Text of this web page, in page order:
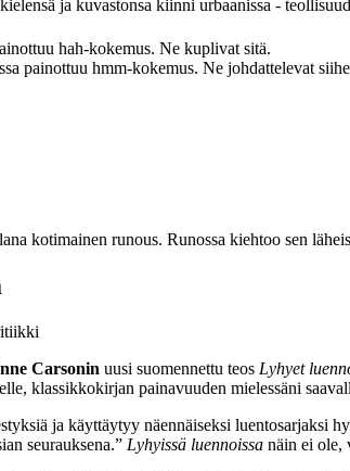
ja kuvastonsa kiinni urbaanissa -
hah-kokemus. Ne kuplivat sitä.
painottuu hmm-kokemus. Ne johdattelevat
kotimainen runous. Runossa kiehtoo sen
Carsonin uusi suomennettu teos Lyhyet
klassikkokirjan painavuuden mielessäni
ja käyttäytyy näennäiseksi luentosarjaksi
seurauksena.” Lyhyissä luennoissa näin ei ole,